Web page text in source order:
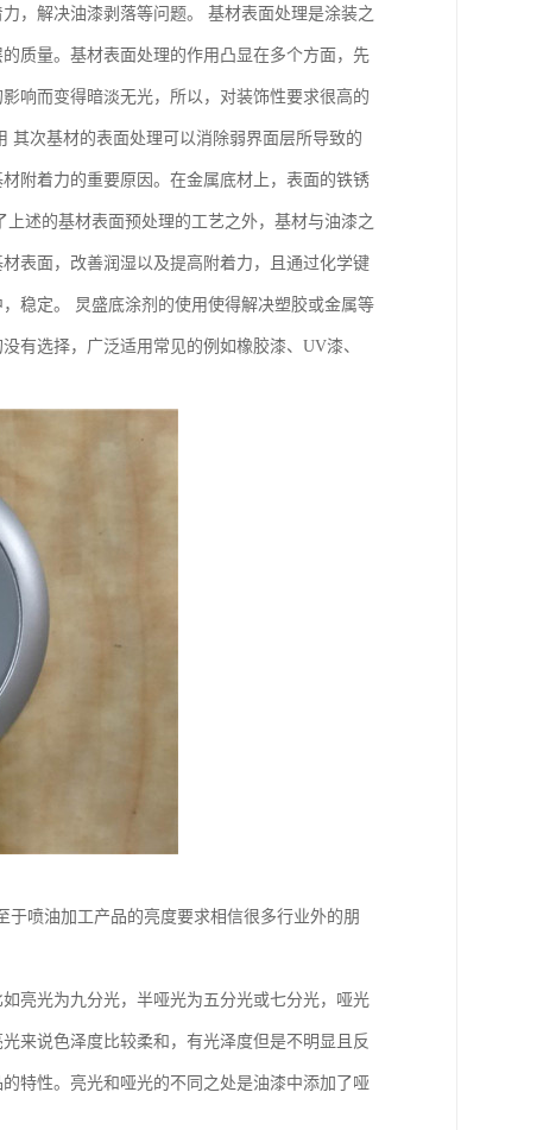
，解决油漆剥落等问题。 基材表面处理是涂装之
质量。基材表面处理的作用凸显在多个方面，先
响而变得暗淡无光，所以，对装饰性要求很高的
其次基材的表面处理可以消除弱界面层所导致的
附着力的重要原因。在金属底材上，表面的铁锈
述的基材表面预处理的工艺之外，基材与油漆之
表面，改善润湿以及提高附着力，且通过化学键
稳定。 炅盛底涂剂的使用使得解决塑胶或金属等
有选择，广泛适用常见的例如橡胶漆、UV漆、
喷油加工产品的亮度要求相信很多行业外的朋
亮光为九分光，半哑光为五分光或七分光，哑光
来说色泽度比较柔和，有光泽度但是不明显且反
特性。亮光和哑光的不同之处是油漆中添加了哑